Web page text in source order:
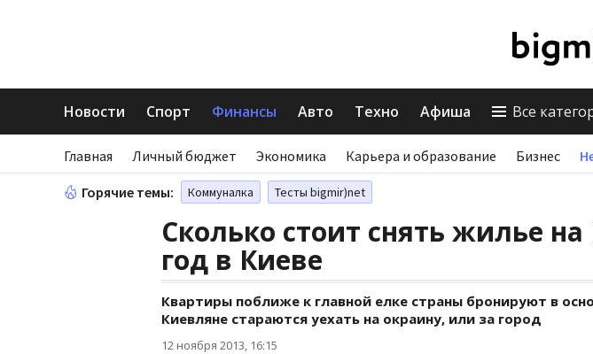
Новости Спорт Финансы Авто Техно Афиша Все
Главная Личный бюджет Экономика Карьера и образование Бизнес
Горячие темы: Коммуналка Тесты bigmir)net
Сколько стоит снять жилье
год в Киеве
Квартиры поближе к главной елке страны бронируют в
Киевляне стараются уехать на окраину, или за город
12 ноября 2013, 16:15